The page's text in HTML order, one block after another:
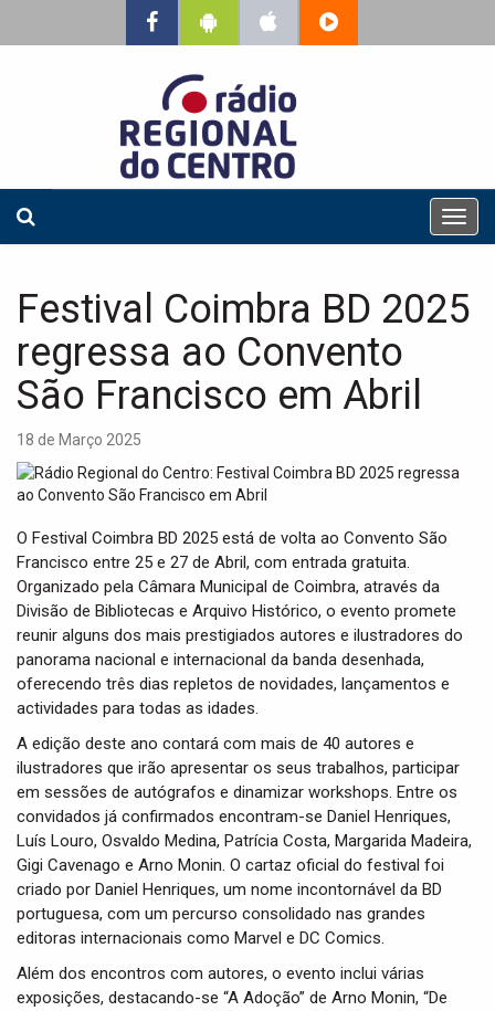
T
o
l
a
Festival Coimbra BD 2025
regressa ao Convento
São Francisco em Abril
18 de Março 2025
O Festival Coimbra BD 2025 está de volta ao Convento São
Francisco entre 25 e 27 de Abril, com entrada gratuita.
Organizado pela Câmara Municipal de Coimbra, através da
Divisão de Bibliotecas e Arquivo Histórico, o evento promete
reunir alguns dos mais prestigiados autores e ilustradores do
panorama nacional e internacional da banda desenhada,
oferecendo três dias repletos de novidades, lançamentos e
actividades para todas as idades.
A edição deste ano contará com mais de 40 autores e
ilustradores que irão apresentar os seus trabalhos, participar
em sessões de autógrafos e dinamizar workshops. Entre os
convidados já confirmados encontram-se Daniel Henriques,
Luís Louro, Osvaldo Medina, Patrícia Costa, Margarida Madeira,
Gigi Cavenago e Arno Monin. O cartaz oficial do festival foi
criado por Daniel Henriques, um nome incontornável da BD
portuguesa, com um percurso consolidado nas grandes
editoras internacionais como Marvel e DC Comics.
Além dos encontros com autores, o evento inclui várias
exposições, destacando-se “A Adoção” de Arno Monin, “De